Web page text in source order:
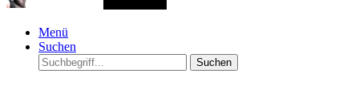
Menü
Suchen
Suchen